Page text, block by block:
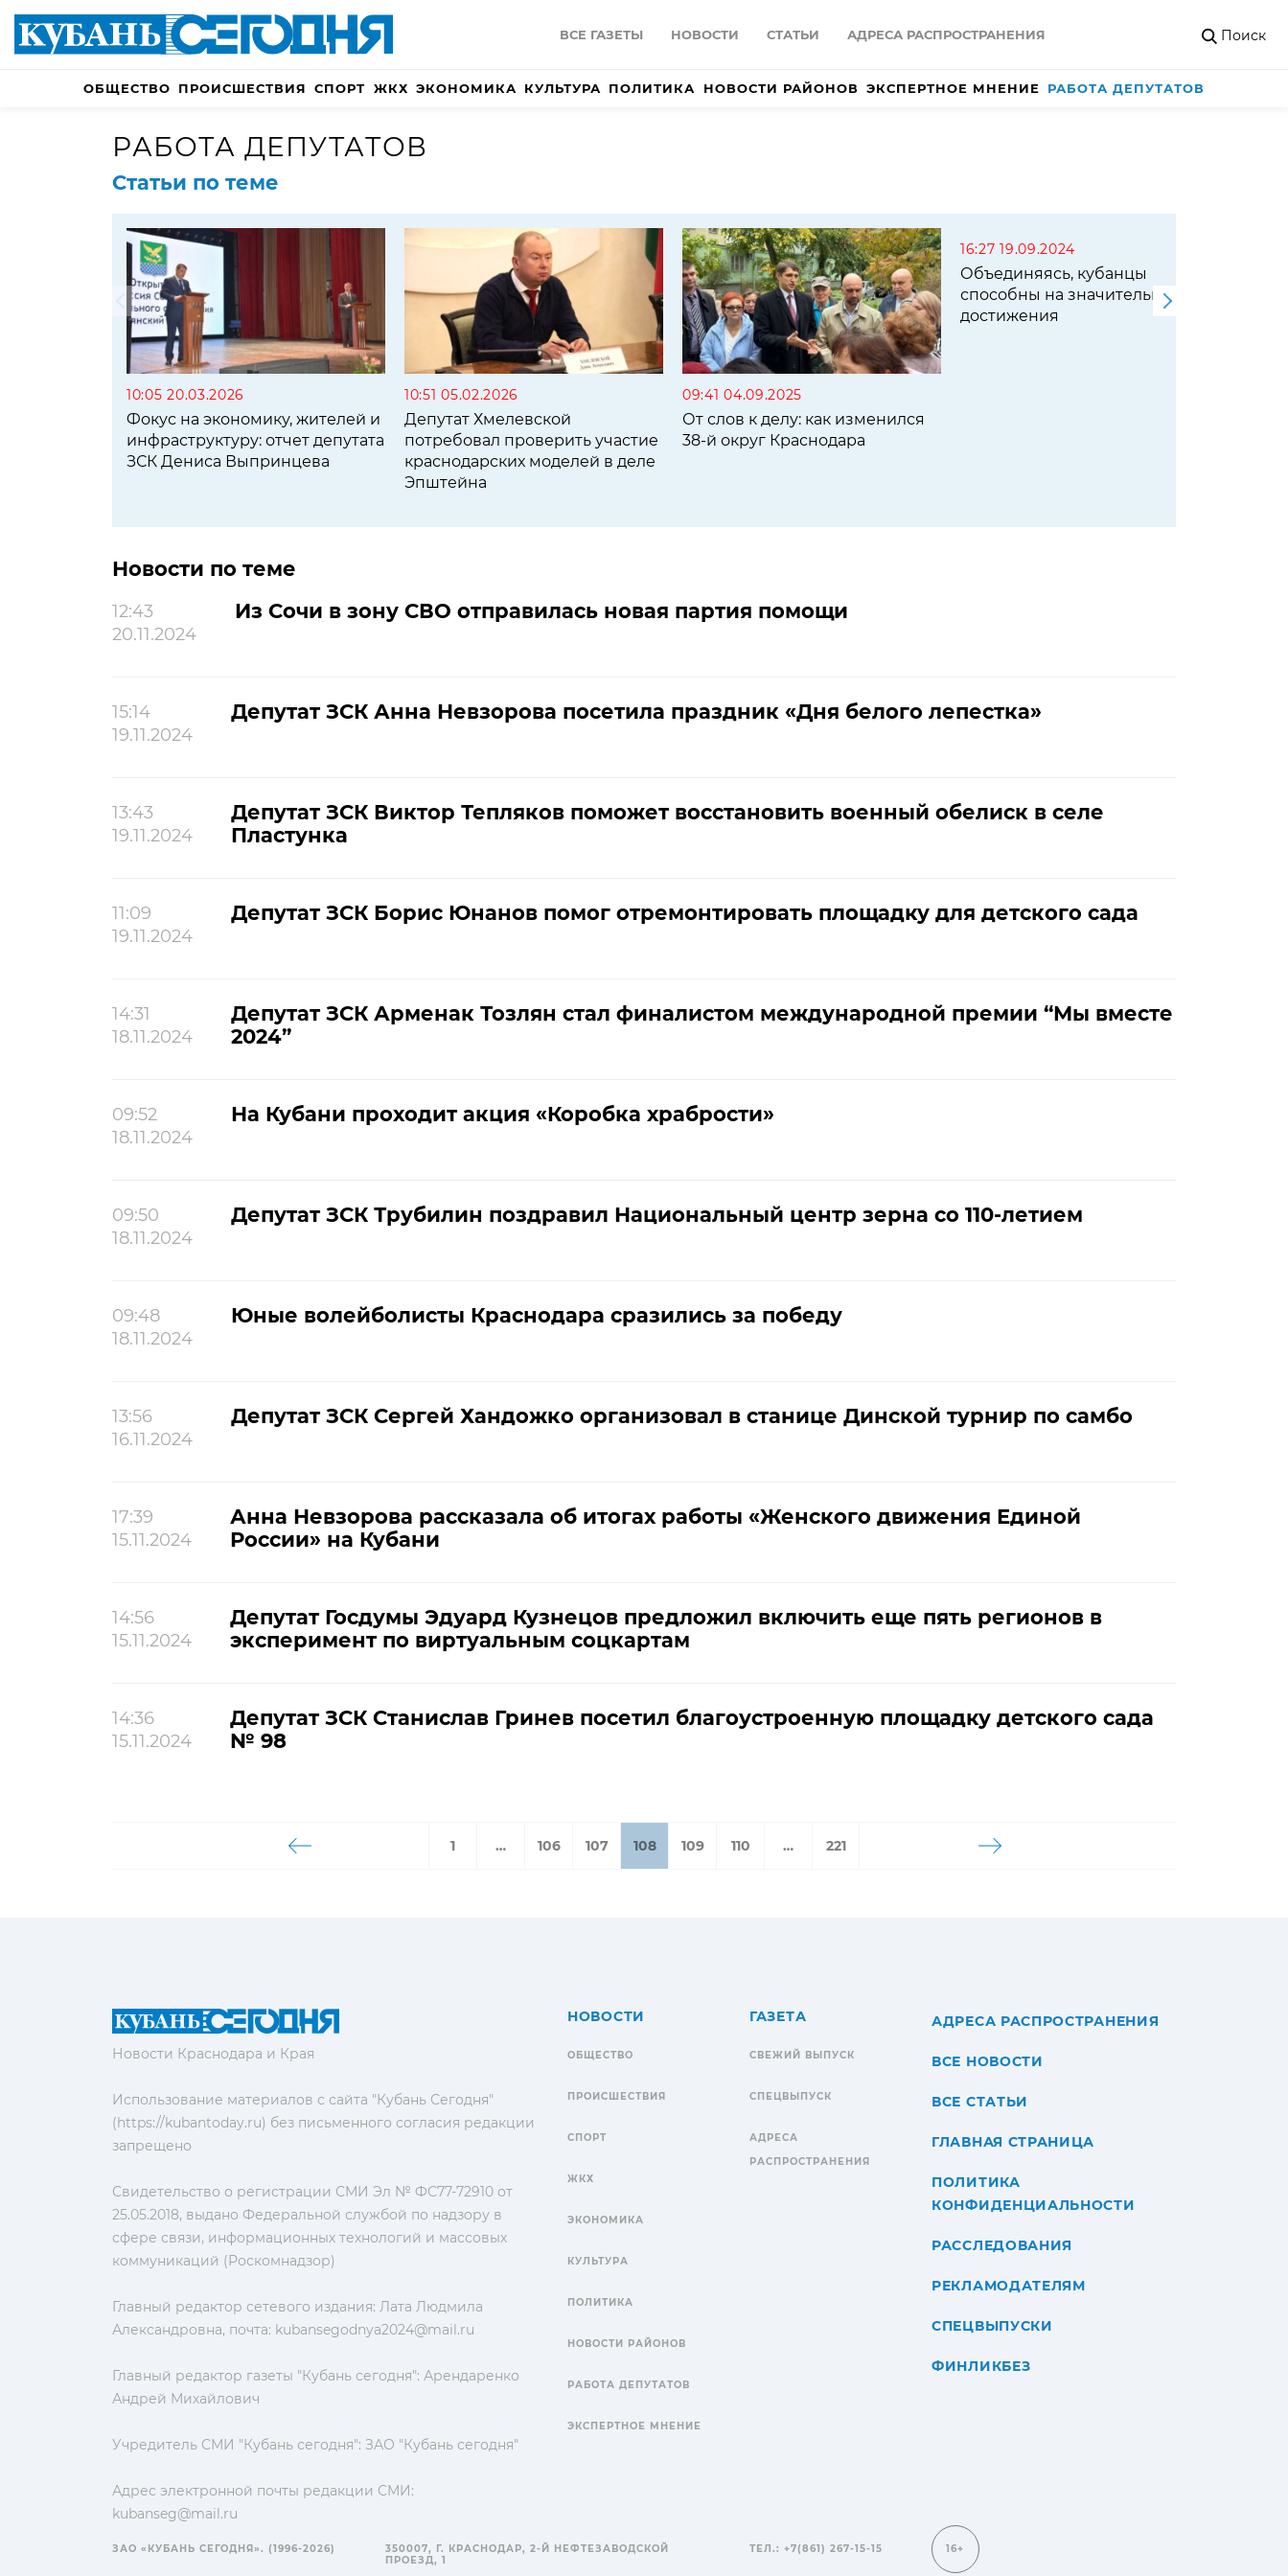
ВСЕ ГАЗЕТЫ НОВОСТИ СТАТЬИ АДРЕСА РАСПРОСТРАНЕНИЯ Поиск
ОБЩЕСТВО ПРОИСШЕСТВИЯ СПОРТ ЖКХ ЭКОНОМИКА КУЛЬТУРА ПОЛИТИКА НОВОСТИ РАЙОНОВ ЭКСПЕРТНОЕ МНЕНИЕ РАБОТА ДЕПУТАТОВ
РАБОТА ДЕПУТАТОВ
Статьи по теме
10:05 20.03.2026
Фокус на экономику, жителей и
инфраструктуру: отчет депутата
ЗСК Дениса Выпринцева
10:51 05.02.2026
Депутат Хмелевской
потребовал проверить участие
краснодарских моделей в деле
Эпштейна
09:41 04.09.2025
От слов к делу: как изменился
38-й округ Краснодара
16:27 19.09.2024
Объединяясь, кубанцы
способны на значительные
достижения
Новости по теме
12:43
20.11.2024
Из Сочи в зону СВО отправилась новая партия помощи
15:14
19.11.2024
Депутат ЗСК Анна Невзорова посетила праздник «Дня белого лепестка»
13:43
19.11.2024
Депутат ЗСК Виктор Тепляков поможет восстановить военный обелиск в селе
Пластунка
11:09
19.11.2024
Депутат ЗСК Борис Юнанов помог отремонтировать площадку для детского сада
14:31
18.11.2024
Депутат ЗСК Арменак Тозлян стал финалистом международной премии “Мы вместе
2024”
09:52
18.11.2024
На Кубани проходит акция «Коробка храбрости»
09:50
18.11.2024
Депутат ЗСК Трубилин поздравил Национальный центр зерна со 110-летием
09:48
18.11.2024
Юные волейболисты Краснодара сразились за победу
13:56
16.11.2024
Депутат ЗСК Сергей Хандожко организовал в станице Динской турнир по самбо
17:39
15.11.2024
Анна Невзорова рассказала об итогах работы «Женского движения Единой
России» на Кубани
14:56
15.11.2024
Депутат Госдумы Эдуард Кузнецов предложил включить еще пять регионов в
эксперимент по виртуальным соцкартам
14:36
15.11.2024
Депутат ЗСК Станислав Гринев посетил благоустроенную площадку детского сада
№ 98
1 … 106 107 108 109 110 … 221
Новости Краснодара и Края
Использование материалов с сайта "Кубань Сегодня"
(https://kubantoday.ru) без письменного согласия редакции
запрещено
Свидетельство о регистрации СМИ Эл № ФС77-72910 от
25.05.2018, выдано Федеральной службой по надзору в
сфере связи, информационных технологий и массовых
коммуникаций (Роскомнадзор)
Главный редактор сетевого издания: Лата Людмила
Александровна, почта: kubansegodnya2024@mail.ru
Главный редактор газеты "Кубань сегодня": Арендаренко
Андрей Михайлович
Учредитель СМИ "Кубань сегодня": ЗАО "Кубань сегодня"
Адрес электронной почты редакции СМИ:
kubanseg@mail.ru
НОВОСТИ
ОБЩЕСТВО
ПРОИСШЕСТВИЯ
СПОРТ
ЖКХ
ЭКОНОМИКА
КУЛЬТУРА
ПОЛИТИКА
НОВОСТИ РАЙОНОВ
РАБОТА ДЕПУТАТОВ
ЭКСПЕРТНОЕ МНЕНИЕ
ГАЗЕТА
СВЕЖИЙ ВЫПУСК
СПЕЦВЫПУСК
АДРЕСА
РАСПРОСТРАНЕНИЯ
АДРЕСА РАСПРОСТРАНЕНИЯ
ВСЕ НОВОСТИ
ВСЕ СТАТЬИ
ГЛАВНАЯ СТРАНИЦА
ПОЛИТИКА
КОНФИДЕНЦИАЛЬНОСТИ
РАССЛЕДОВАНИЯ
РЕКЛАМОДАТЕЛЯМ
СПЕЦВЫПУСКИ
ФИНЛИКБЕЗ
ЗАО «КУБАНЬ СЕГОДНЯ». (1996-2026)
350007, Г. КРАСНОДАР, 2-Й НЕФТЕЗАВОДСКОЙ
ПРОЕЗД, 1
ТЕЛ.: +7(861) 267-15-15 16+